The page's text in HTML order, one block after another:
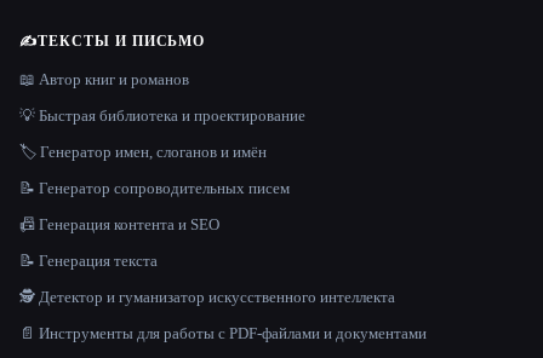
✍️ТЕКСТЫ И ПИСЬМО
📖 Автор книг и романов
💡 Быстрая библиотека и проектирование
🏷️ Генератор имен, слоганов и имён
📝 Генератор сопроводительных писем
📠 Генерация контента и SEO
📝 Генерация текста
🕵️ Детектор и гуманизатор искусственного интеллекта
📄 Инструменты для работы с PDF-файлами и документами